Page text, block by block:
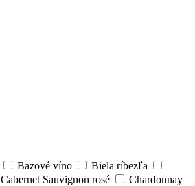
Bazové víno
Biela ríbezľa
Cabernet Sauvignon rosé
Chardonnay